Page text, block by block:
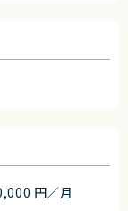
円／月